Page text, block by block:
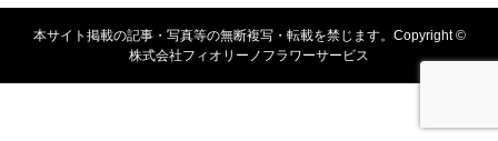
本サイト掲載の記事・写真等の無断複写・転載を禁じます。Copyright ©
株式会社フィオリーノフラワーサービス